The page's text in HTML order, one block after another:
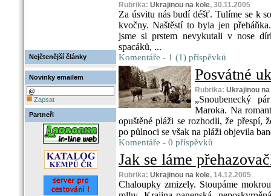
Nejčtenější články
Novinky emailem
Zapsat
Partneři
Rubrika: Ukrajinou na kole, 30.11.2005
Za úsvitu nás budí déšť. Tulíme se k
kvočny. Naštěstí to byla jen
jsme si prstem nevykutali v nose
spacáků, ...
Komentáře - 1 (1) příspěvků
Posvátné
Rubrika: Ukrajinou
„Snoubenecký
Maroka. Na
opuštěné pláži se rozhodli, že přespí,
po půlnoci se však na pláži objevila
Komentáře - 0 příspěvků
Jak se láme
Rubrika: Ukrajinou na kole, 14.12.2005
Chaloupky zmizely. Stoupáme